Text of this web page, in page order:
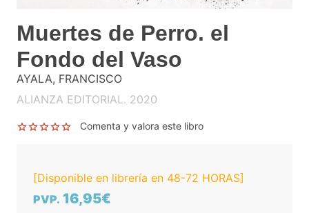
Muertes de Perro. el
Fondo del Vaso
AYALA, FRANCISCO
ALIANZA EDITORIAL. 2020
Comenta y valora este libro
[Disponible en librería en 48-72 HORAS]
PVP. 16,95€